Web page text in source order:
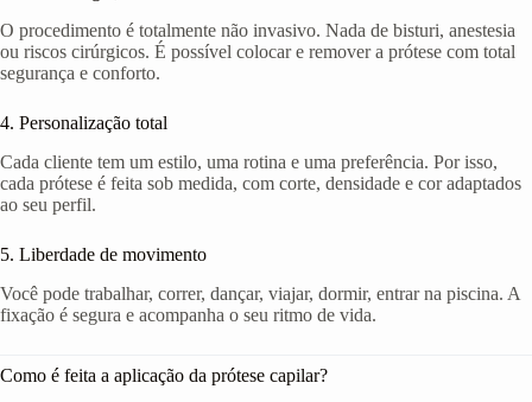
O procedimento é totalmente não invasivo. Nada de bisturi, anestesia
ou riscos cirúrgicos. É possível colocar e remover a prótese com total
segurança e conforto.
4. Personalização total
Cada cliente tem um estilo, uma rotina e uma preferência. Por isso,
cada prótese é feita sob medida, com corte, densidade e cor adaptados
ao seu perfil.
5. Liberdade de movimento
Você pode trabalhar, correr, dançar, viajar, dormir, entrar na piscina. A
fixação é segura e acompanha o seu ritmo de vida.
Como é feita a aplicação da prótese capilar?